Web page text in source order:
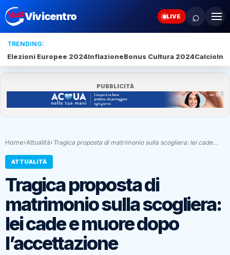
Vivicentro LIVE ⌕
TRENDING:
Elezioni Europee 2024InflazioneBonus Cultura 2024Calcio
PUBBLICITÀ
Home›Attualità› Tragica proposta di matrimonio sulla scogliera: lei cade…
ATTUALITÀ
Tragica proposta di
matrimonio sulla scogliera:
lei cade e muore dopo
l’accettazione